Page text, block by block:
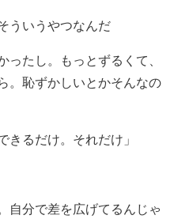
ういうやつなんだ
たし。もっとずるくて、
。恥ずかしいとかそんなの
るだけ。それだけ」
自分で差を広げてるんじゃ